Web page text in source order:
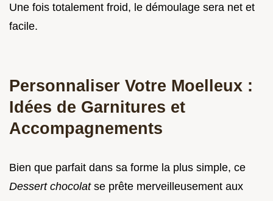
Une fois totalement froid, le démoulage sera net et
facile.
Personnaliser Votre Moelleux :
Idées de Garnitures et
Accompagnements
Bien que parfait dans sa forme la plus simple, ce
Dessert chocolat se prête merveilleusement aux